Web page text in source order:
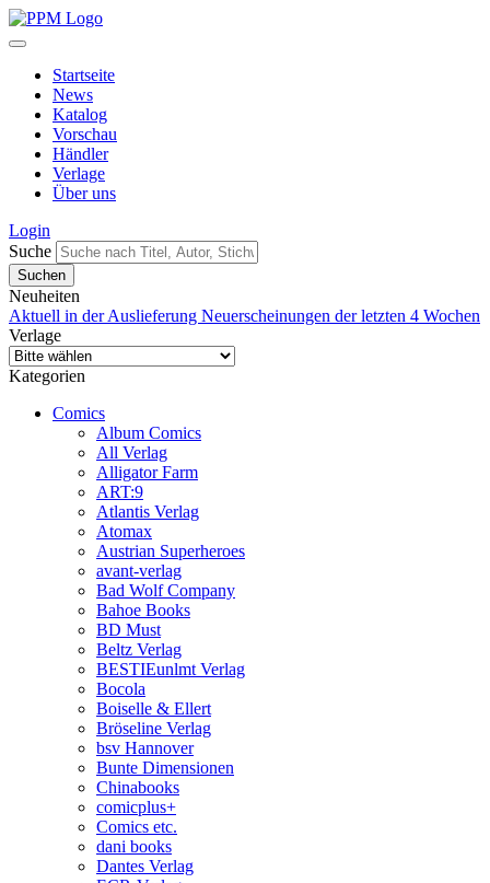
Startseite
News
Katalog
Vorschau
Händler
Verlage
Über uns
Login
Suche
Neuheiten
Aktuell in der Auslieferung Neuerscheinungen der letzten 4 Wochen
Verlage
Kategorien
Comics
Album Comics
All Verlag
Alligator Farm
ART:9
Atlantis Verlag
Atomax
Austrian Superheroes
avant-verlag
Bad Wolf Company
Bahoe Books
BD Must
Beltz Verlag
BESTIEunlmt Verlag
Bocola
Boiselle & Ellert
Bröseline Verlag
bsv Hannover
Bunte Dimensionen
Chinabooks
comicplus+
Comics etc.
dani books
Dantes Verlag